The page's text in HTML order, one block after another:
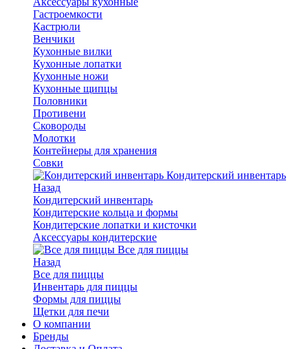
Гастроемкости
Кастрюли
Венчики
Кухонные вилки
Кухонные лопатки
Кухонные ножи
Кухонные щипцы
Половники
Противени
Сковороды
Молотки
Контейнеры для хранения
Совки
Кондитерский инвентарь
Назад
Кондитерский инвентарь
Кондитерские кольца и формы
Кондитерские лопатки и кисточки
Аксессуары кондитерские
Все для пиццы
Назад
Все для пиццы
Инвентарь для пиццы
Формы для пиццы
Щетки для печи
О компании
Бренды